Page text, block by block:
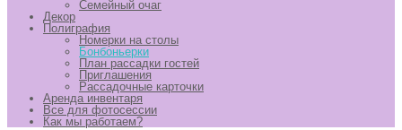
Семейный очаг
Декор
Полиграфия
Номерки на столы
Бонбоньерки
План рассадки гостей
Приглашения
Рассадочные карточки
Аренда инвентаря
Все для фотосессии
Как мы работаем?